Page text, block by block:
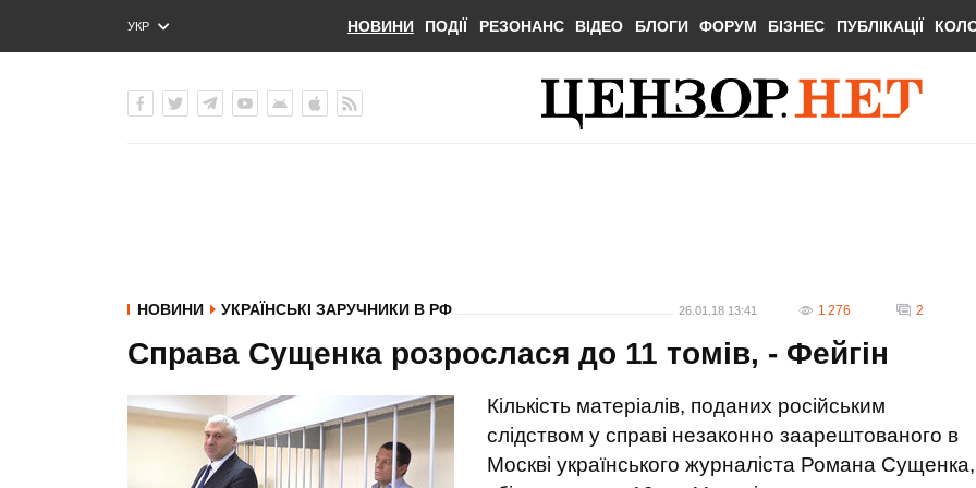
УКР
ENG
НОВИНИ ПОДІЇ РЕЗОНАНС ВІДЕО БЛОГИ ФОРУМ БІЗНЕС ПУБЛІКАЦІЇ
НОВИНИ УКРАЇНСЬКІ ЗАРУЧНИКИ В РФ 26.01.18 13:41 1 276 2
Справа Сущенка розрослася до 11 томів, - Фейгін
Кількість матеріалів, поданих російським
слідством у справі незаконно заарештованого в
Москві українського журналіста Романа Сущенка,